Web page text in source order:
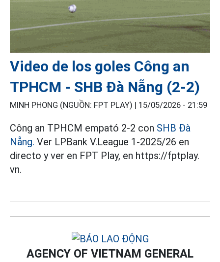
Video de los goles Công an
TPHCM - SHB Đà Nẵng (2-2)
MINH PHONG (NGUỒN: FPT PLAY) | 15/05/2026 - 21:59
Công an TPHCM empató 2-2 con SHB Đà
Nẵng. Ver LPBank V.League 1-2025/26 en
directo y ver en FPT Play, en https://fptplay.
vn.
AGENCY OF VIETNAM GENERAL